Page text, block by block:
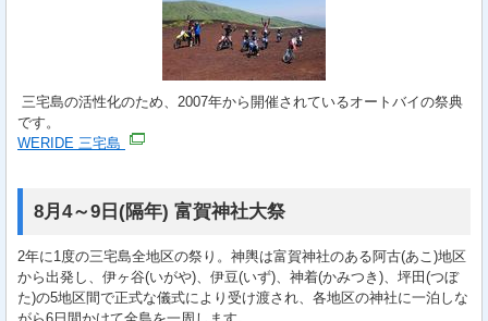
三宅島の活性化のため、2007年から開催されているオートバイの祭典
です。
WERIDE 三宅島
8月4～9日(隔年) 富賀神社大祭
2年に1度の三宅島全地区の祭り。神輿は富賀神社のある阿古(あこ)地区
から出発し、伊ヶ谷(いがや)、伊豆(いず)、神着(かみつき)、坪田(つぼ
た)の5地区間で正式な儀式により受け渡され、各地区の神社に一泊しな